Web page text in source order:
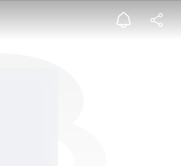
저주받은 황제는